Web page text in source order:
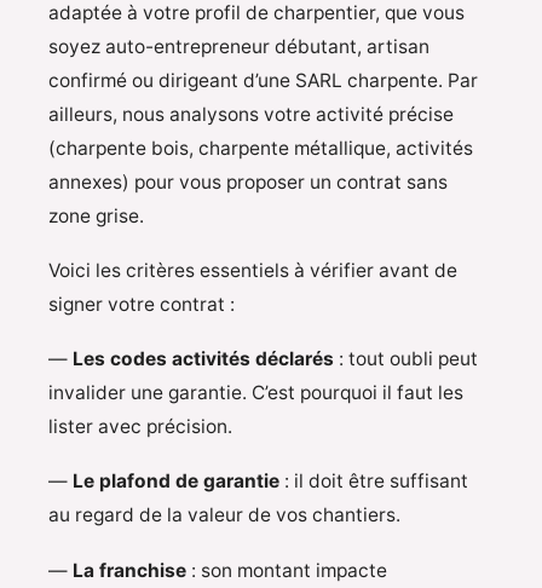
adaptée à votre profil de charpentier, que vous
soyez auto-entrepreneur débutant, artisan
confirmé ou dirigeant d’une SARL charpente. Par
ailleurs, nous analysons votre activité précise
(charpente bois, charpente métallique, activités
annexes) pour vous proposer un contrat sans
zone grise.
Voici les critères essentiels à vérifier avant de
signer votre contrat :
— Les codes activités déclarés : tout oubli peut
invalider une garantie. C’est pourquoi il faut les
lister avec précision.
— Le plafond de garantie : il doit être suffisant
au regard de la valeur de vos chantiers.
— La franchise : son montant impacte